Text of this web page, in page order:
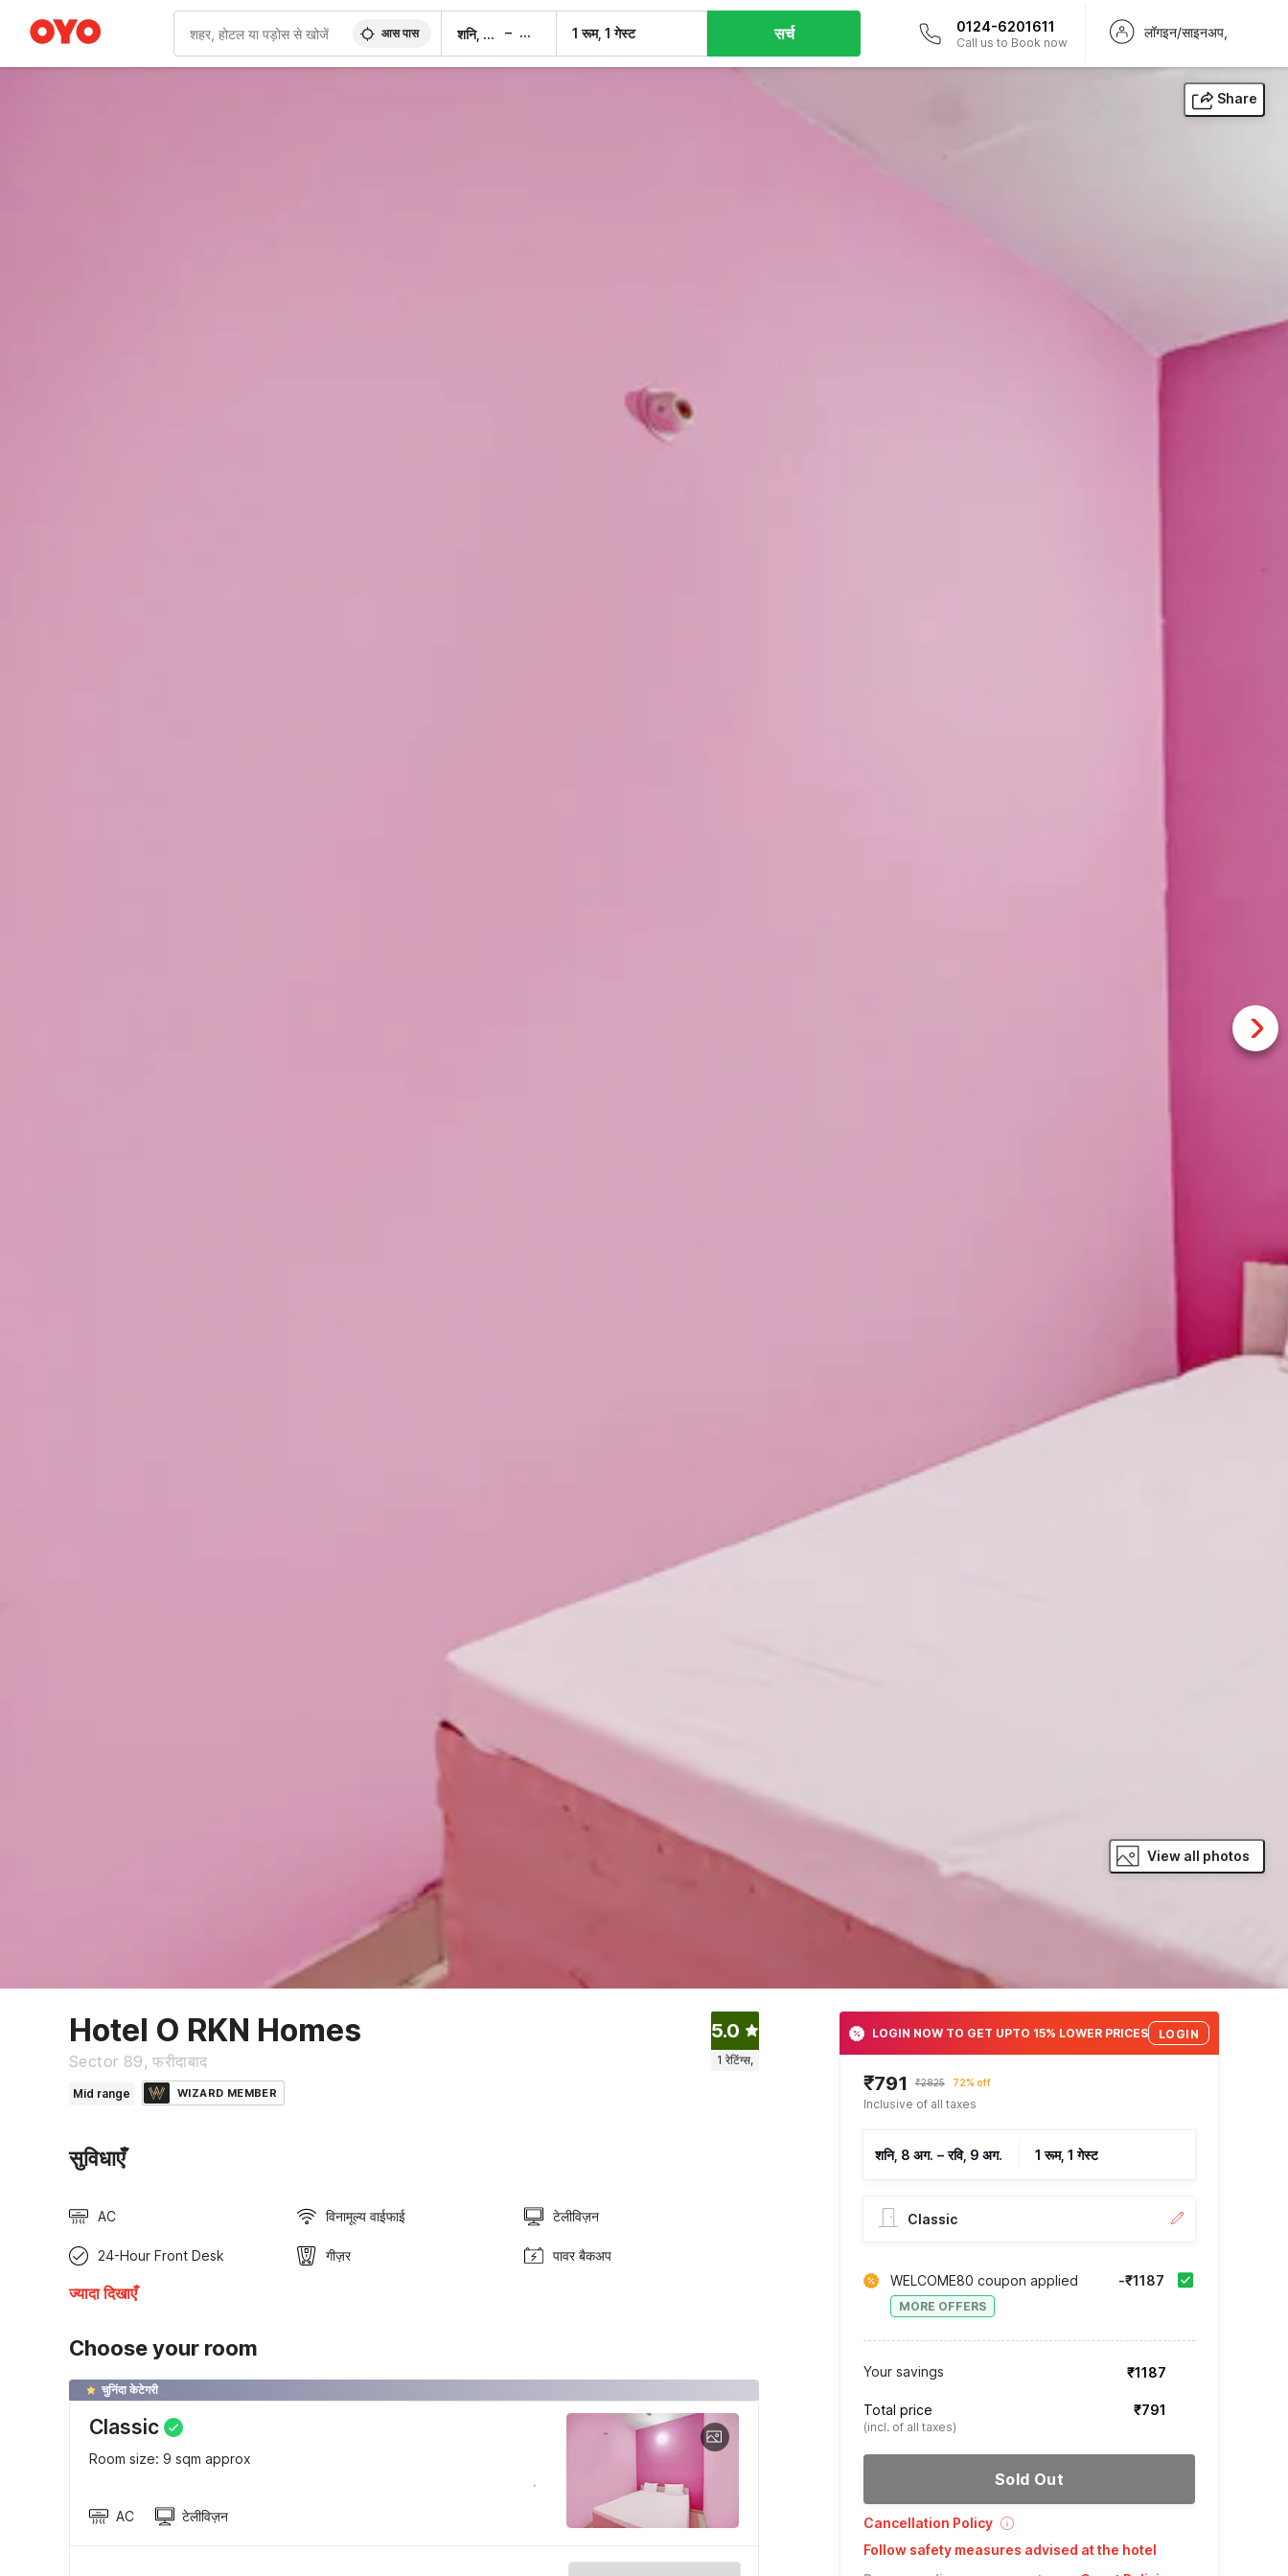
आस पास शनि, 8 अग. – 1 रूम, 1 गेस्ट सर्च 0124-6201611
Call us to Book now
लॉगइन/साइनअप,
Share
View all photos
Hotel O RKN Homes
Sector 89, फरीदाबाद
5.0
1 रेटिंग्स,
Mid range WIZARD MEMBER
सुविधाएँ
AC विनामूल्य वाईफाई टेलीविज़न
24-Hour Front Desk गीज़र पावर बैकअप
ज्यादा दिखाएँ
Choose your room
चुनिंदा केटेगरी
Classic
Room size: 9 sqm approx
AC टेलीविज़न
LOGIN NOW TO GET UPTO 15% LOWER PRICES LOGIN
₹791 ₹2825 72% off
Inclusive of all taxes
शनि, 8 अग. – रवि, 9 अग. 1 रूम, 1 गेस्ट
Classic
WELCOME80 coupon applied
MORE OFFERS
-₹1187
Your savings ₹1187
Total price
(incl. of all taxes)
₹791
Sold Out
Cancellation Policy
Follow safety measures advised at the hotel